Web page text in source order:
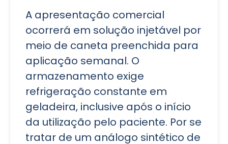
A apresentação comercial
ocorrerá em solução injetável por
meio de caneta preenchida para
aplicação semanal. O
armazenamento exige
refrigeração constante em
geladeira, inclusive após o início
da utilização pelo paciente. Por se
tratar de um análogo sintético de